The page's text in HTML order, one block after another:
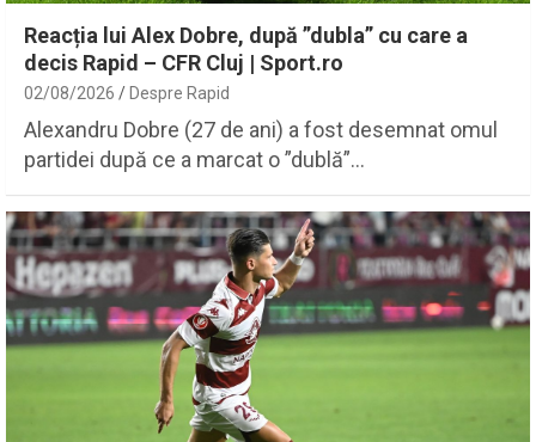
Reacția lui Alex Dobre, după ”dubla” cu care a
decis Rapid – CFR Cluj | Sport.ro
02/08/2026 Despre Rapid
Alexandru Dobre (27 de ani) a fost desemnat omul
partidei după ce a marcat o ”dublă”…